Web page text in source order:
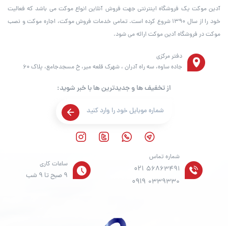
آدین موکت یک فروشگاه اینترنتی جهت فروش آنلاین انواع موکت می باشد که فعالیت
خود را از سال ۱۳۹۰ شروع کرده است. تمامی خدمات فروش موکت، اجاره موکت و نصب
موکت در فروشگاه آدین موکت ارائه می شود.
شماره تماس
021 56863491
0919 0339330
ساعات کاری
9 صبح تا 9 شب
دفتر مرکزی
جاده ساوه، سه راه آدران ، شهرک قلعه میر، خ مسجدجامع، پلاک 60
از تخفیف ها و جدیدترین ها با خبر شوید: